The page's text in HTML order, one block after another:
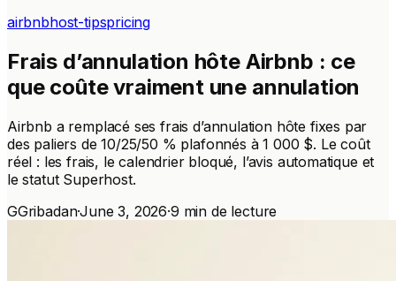
airbnbhost-tipspricing
Frais d’annulation hôte Airbnb : ce
que coûte vraiment une annulation
Airbnb a remplacé ses frais d’annulation hôte fixes par
des paliers de 10/25/50 % plafonnés à 1 000 $. Le coût
réel : les frais, le calendrier bloqué, l’avis automatique et
le statut Superhost.
GGribadan·June 3, 2026·9 min de lecture